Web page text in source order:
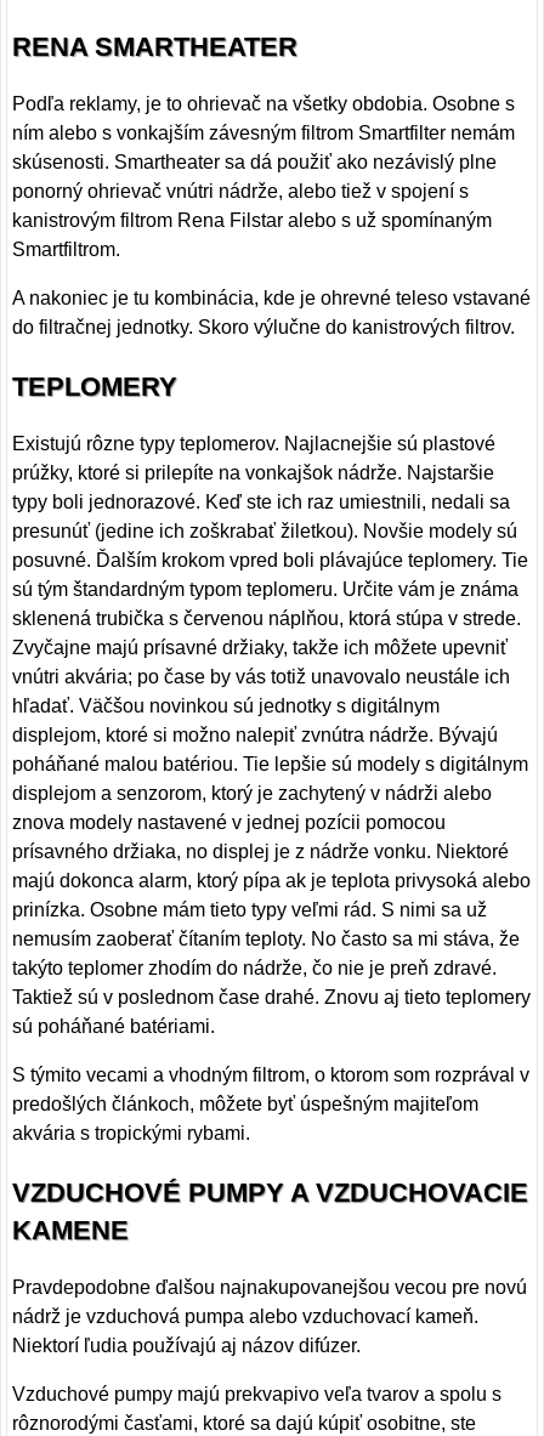
RENA SMARTHEATER
Podľa reklamy, je to ohrievač na všetky obdobia. Osobne s
ním alebo s vonkajším závesným filtrom Smartfilter nemám
skúsenosti. Smartheater sa dá použiť ako nezávislý plne
ponorný ohrievač vnútri nádrže, alebo tiež v spojení s
kanistrovým filtrom Rena Filstar alebo s už spomínaným
Smartfiltrom.
A nakoniec je tu kombinácia, kde je ohrevné teleso vstavané
do filtračnej jednotky. Skoro výlučne do kanistrových filtrov.
TEPLOMERY
Existujú rôzne typy teplomerov. Najlacnejšie sú plastové
prúžky, ktoré si prilepíte na vonkajšok nádrže. Najstaršie
typy boli jednorazové. Keď ste ich raz umiestnili, nedali sa
presunúť (jedine ich zoškrabať žiletkou). Novšie modely sú
posuvné. Ďalším krokom vpred boli plávajúce teplomery. Tie
sú tým štandardným typom teplomeru. Určite vám je známa
sklenená trubička s červenou náplňou, ktorá stúpa v strede.
Zvyčajne majú prísavné držiaky, takže ich môžete upevniť
vnútri akvária; po čase by vás totiž unavovalo neustále ich
hľadať. Väčšou novinkou sú jednotky s digitálnym
displejom, ktoré si možno nalepiť zvnútra nádrže. Bývajú
poháňané malou batériou. Tie lepšie sú modely s digitálnym
displejom a senzorom, ktorý je zachytený v nádrži alebo
znova modely nastavené v jednej pozícii pomocou
prísavného držiaka, no displej je z nádrže vonku. Niektoré
majú dokonca alarm, ktorý pípa ak je teplota privysoká alebo
prinízka. Osobne mám tieto typy veľmi rád. S nimi sa už
nemusím zaoberať čítaním teploty. No často sa mi stáva, že
takýto teplomer zhodím do nádrže, čo nie je preň zdravé.
Taktiež sú v poslednom čase drahé. Znovu aj tieto teplomery
sú poháňané batériami.
S týmito vecami a vhodným filtrom, o ktorom som rozprával v
predošlých článkoch, môžete byť úspešným majiteľom
akvária s tropickými rybami.
VZDUCHOVÉ PUMPY A VZDUCHOVACIE
KAMENE
Pravdepodobne ďalšou najnakupovanejšou vecou pre novú
nádrž je vzduchová pumpa alebo vzduchovací kameň.
Niektorí ľudia používajú aj názov difúzer.
Vzduchové pumpy majú prekvapivo veľa tvarov a spolu s
rôznorodými časťami, ktoré sa dajú kúpiť osobitne, ste